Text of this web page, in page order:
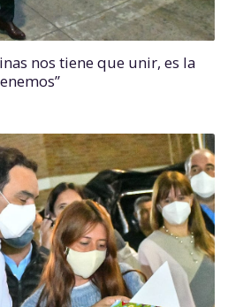
nos tiene que unir, es la